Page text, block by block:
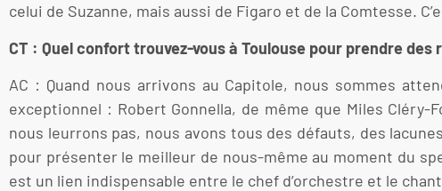
celui de Suzanne, mais aussi de Figaro et de la Comtesse.
CT : Quel confort trouvez-vous à Toulouse pour prendre des
AC : Quand nous arrivons au Capitole, nous sommes
exceptionnel : Robert Gonnella, de même que Miles
nous leurrons pas, nous avons tous des défauts, des
pour présenter le meilleur de nous-même au moment du
est un lien indispensable entre le chef d’orchestre et le